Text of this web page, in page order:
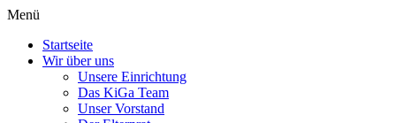
Menü
Startseite
Wir über uns
Unsere Einrichtung
Das KiGa Team
Unser Vorstand